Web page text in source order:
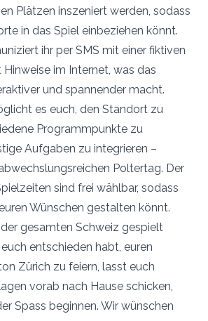
Plätzen inszeniert werden, sodass
in das Spiel einbeziehen könnt.
ihr per SMS mit einer fiktiven
Hinweise im Internet, was das
und spannender macht.
es euch, den Standort zu
Programmpunkte zu
Aufgaben zu integrieren –
Poltertag. Der
sind frei wählbar, sodass
Wünschen gestalten könnt.
der gesamten Schweiz gespielt
entschieden habt, euren
Zürich zu feiern, lasst euch
vorab nach Hause schicken,
Spass beginnen. Wir wünschen